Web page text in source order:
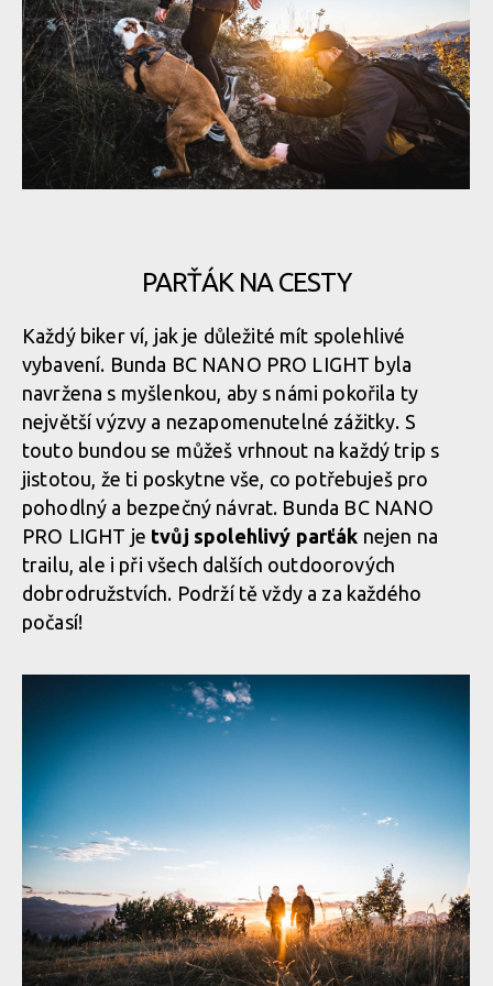
Nová funkční bunda BC NANO PRO LIGHT - spolehlivý parťák
pro každého bikera
pro každého bikera
Nová funkční bunda BC NANO PRO LIGHT - spolehlivý parťák
pro každého bikera
Nová funkční bunda BC NANO PRO LIGHT - spolehlivý parťák
pro každého bikera
Nová funkční bunda BC NANO PRO LIGHT - spolehlivý parťák
pro každého bikera
Nová funkční bunda BC NANO PRO LIGHT - spolehlivý parťák
pro každého bikera
Nová funkční bunda BC NANO PRO LIGHT - spolehlivý parťák
pro každého bikera
Nová funkční bunda BC NANO PRO LIGHT - spolehlivý parťák
pro každého bikera
PARŤÁK NA CESTY
Každý biker ví, jak je důležité mít spolehlivé
vybavení. Bunda BC NANO PRO LIGHT byla
navržena s myšlenkou, aby s námi pokořila ty
největší výzvy a nezapomenutelné zážitky. S
touto bundou se můžeš vrhnout na každý trip s
jistotou, že ti poskytne vše, co potřebuješ pro
pohodlný a bezpečný návrat. Bunda BC NANO
PRO LIGHT je tvůj spolehlivý parťák nejen na
trailu, ale i při všech dalších outdoorových
dobrodružstvích. Podrží tě vždy a za každého
počasí!